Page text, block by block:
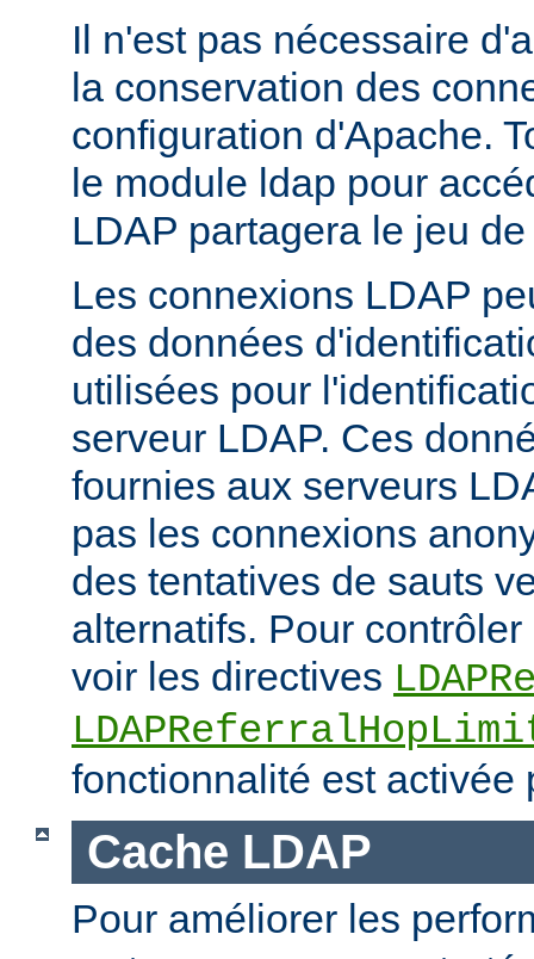
Il n'est pas nécessaire
la conservation des
configuration d'Apache.
le module ldap pour
LDAP partagera le jeu
Les connexions LDAP
des données
utilisées pour
serveur LDAP. Ces
fournies aux serveurs
pas les connexions
des tentatives de sauts
alternatifs. Pour
voir les directives
fonctionnalité est activée
Cache LDAP
Pour améliorer les